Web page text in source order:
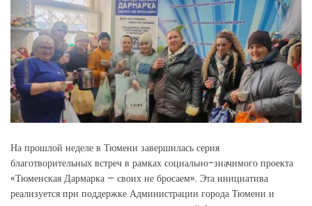
На прошлой неделе в Тюмени завершилась серия
благотворительных встреч в рамках социально-значимого проекта
«Тюменская Дармарка – своих не бросаем». Эта инициатива
реализуется при поддержке Администрации города Тюмени и